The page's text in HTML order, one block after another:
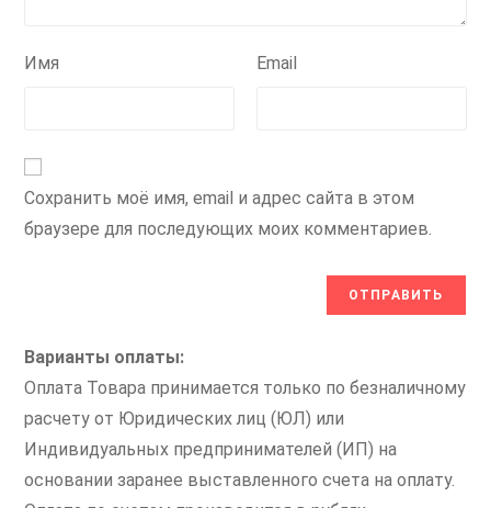
Имя Email
Сохранить моё имя, email и адрес сайта в этом
браузере для последующих моих комментариев.
Варианты оплаты:
Оплата Товара принимается только по безналичному
расчету от Юридических лиц (ЮЛ) или
Индивидуальных предпринимателей (ИП) на
основании заранее выставленного счета на оплату.